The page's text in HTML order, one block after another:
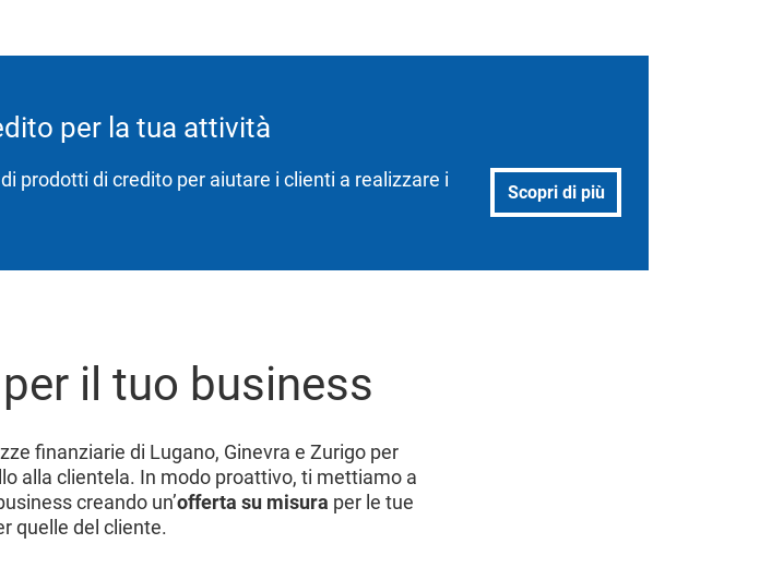
per la tua attività
prodotti di credito per aiutare i clienti a realizzare i
Scopri di più
il tuo business
finanziarie di Lugano, Ginevra e Zurigo per
alla clientela. In modo proattivo, ti mettiamo a
creando un’offerta su misura per le tue
quelle del cliente.